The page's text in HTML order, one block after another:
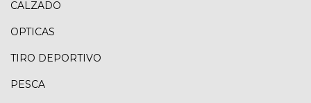
CALZADO
OPTICAS
TIRO DEPORTIVO
PESCA